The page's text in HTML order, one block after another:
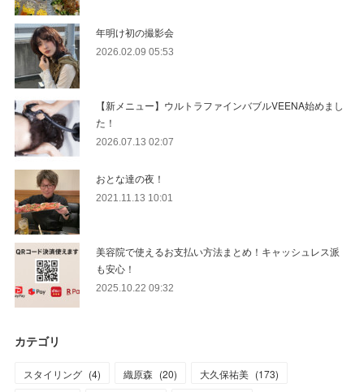
年明け初の撮影会
2026.02.09 05:53
【新メニュー】ウルトラファインバブルVEENA始めまし
た！
2026.07.13 02:07
おとな達の夜！
2021.11.13 10:01
美容院で使えるお支払い方法まとめ！キャッシュレス派
も安心！
2025.10.22 09:32
カテゴリ
スタイリング (4) 織原森 (20) 大久保祐美 (173)